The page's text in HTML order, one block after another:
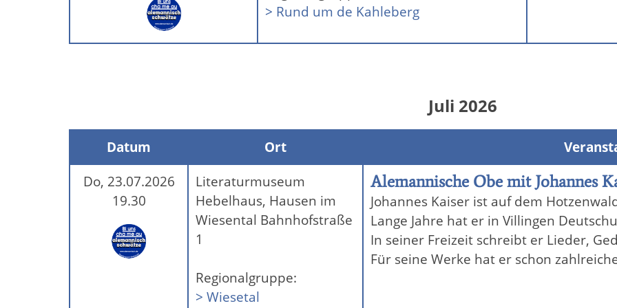
> Rund um de Kahleberg
Juli 2026
Datum Ort
Do, 23.07.2026
19.30
Literaturmuseum
Hebelhaus, Hausen im
Wiesental Bahnhofstraße
1
Regionalgruppe:
> Wiesetal
Alemannische Obe mit Johannes
Johannes Kaiser ist auf dem
Lange Jahre hat er in Villingen
In seiner Freizeit schreibt er Lieder,
Für seine Werke hat er schon